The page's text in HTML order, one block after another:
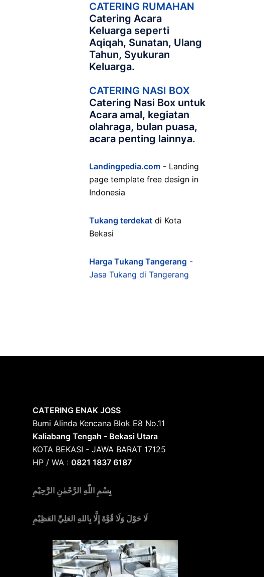
CATERING RUMAHAN
Catering Acara
Keluarga seperti
Aqiqah, Sunatan, Ulang
Tahun, Syukuran
Keluarga.
CATERING NASI BOX
Catering Nasi Box untuk
Acara amal, kegiatan
olahraga, bulan puasa,
acara penting lainnya.
Landingpedia.com - Landing
page template free design in
Indonesia
Tukang terdekatdi Kota
Bekasi
Harga Tukang Tangerang -
Jasa Tukang di Tangerang
CATERING ENAK JOSS
Bumi Alinda Kencana Blok E8 No.11
Kaliabang Tengah - Bekasi Utara
KOTA BEKASI - JAWA BARAT 17125
HP / WA : 0821 1837 6187
بِسْمِ اللّٰهِ الرَّحْمٰنِ الرَّحِيْمِ
لَا حَوْلَ وَلَا قُوَّةَ إِلَّا بِاللهِ العَلِيِّ العَظِيْمِ